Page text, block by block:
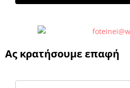
Ας κρατήσουμε επαφή